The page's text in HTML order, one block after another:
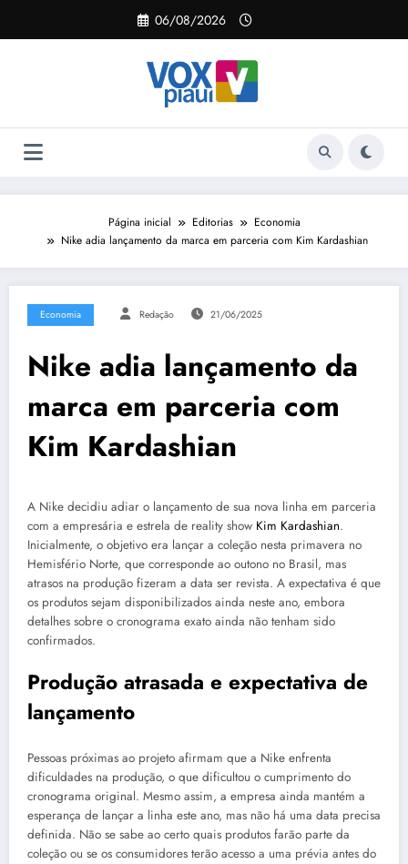
o
06/08/2026
Página inicial Editorias
Economia
Nike adia lançamento da marca em parceria com Kim Kardashian
Economia Redação 21/06/2025
Nike adia lançamento da
marca em parceria com
Kim Kardashian
A Nike decidiu adiar o lançamento de sua nova linha em parceria
com a empresária e estrela de reality show Kim Kardashian.
Inicialmente, o objetivo era lançar a coleção nesta primavera no
Hemisfério Norte, que corresponde ao outono no Brasil, mas
atrasos na produção fizeram a data ser revista. A expectativa é que
os produtos sejam disponibilizados ainda neste ano, embora
detalhes sobre o cronograma exato ainda não tenham sido
confirmados.
Produção atrasada e expectativa de
lançamento
Pessoas próximas ao projeto afirmam que a Nike enfrenta
dificuldades na produção, o que dificultou o cumprimento do
cronograma original. Mesmo assim, a empresa ainda mantém a
esperança de lançar a linha este ano, mas não há uma data precisa
definida. Não se sabe ao certo quais produtos farão parte da
coleção ou se os consumidores terão acesso a uma prévia antes do